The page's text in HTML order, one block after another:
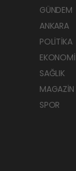
GÜNDEM
ANKARA
POLİTİKA
EKONOMİ
SAĞLIK
MAGAZİN
SPOR